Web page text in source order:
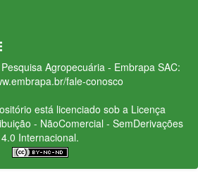
Agropecuária - Embrapa SAC:
fale-conosco
está licenciado sob a Licença
- NãoComercial - SemDerivações
4.0 Internacional.